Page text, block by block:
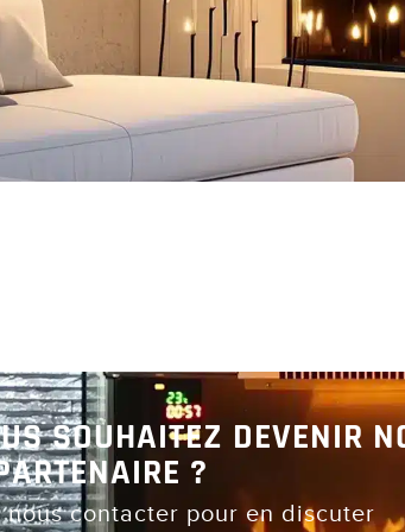
SOUHAITEZ DEVENIR
?
nous contacter pour en discuter